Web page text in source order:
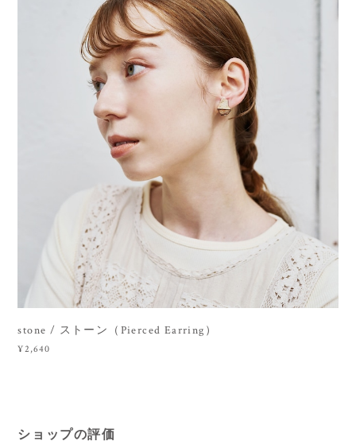
stone / ストーン（Pierced Earring）
¥2,640
ショップの評価